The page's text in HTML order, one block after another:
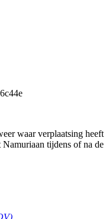
waar verplaatsing heeft
Namuriaan tijdens of na de